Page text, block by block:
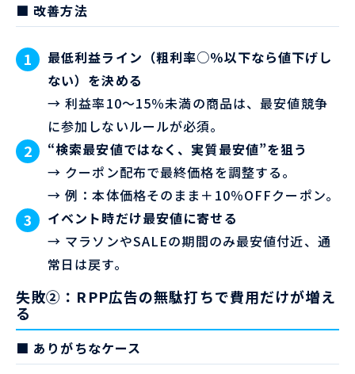
■ 改善方法
最低利益ライン（粗利率○％以下なら値下げし
ない）を決める
→ 利益率10〜15％未満の商品は、最安値競争
に参加しないルールが必須。
“検索最安値ではなく、実質最安値”を狙う
→ クーポン配布で最終価格を調整する。
→ 例：本体価格そのまま＋10％OFFクーポン。
イベント時だけ最安値に寄せる
→ マラソンやSALEの期間のみ最安値付近、通
常日は戻す。
失敗②：RPP広告の無駄打ちで費用だけが増え
る
■ ありがちなケース